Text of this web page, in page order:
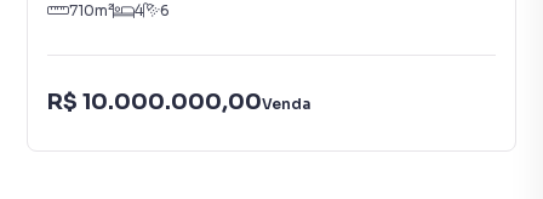
710m² 4 6
R$ 10.000.000,00Venda